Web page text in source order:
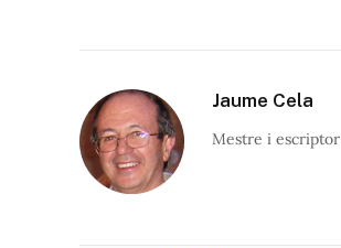
Jaume Cela
Mestre i escriptor